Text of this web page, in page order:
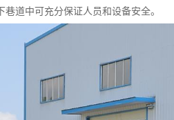
下巷道中可充分保证人员和设备安全。